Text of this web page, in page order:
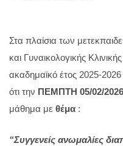
Στα πλαίσια των
και Γυναικολογικής
ακαδημαϊκό έτος 2025-
ότι την ΠΕΜΠΤΗ 05/02/2026
μάθημα με θέμα :
“Συγγενείς ανωμαλίες